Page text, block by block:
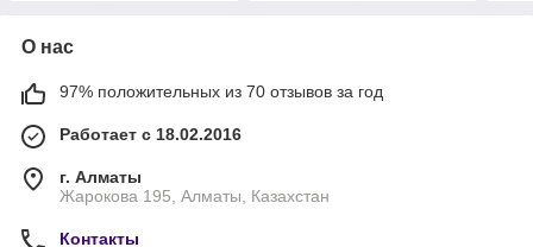
О нас
97% положительных из 70 отзывов за год
Работает с 18.02.2016
г. Алматы
Жарокова 195, Алматы, Казахстан
Контакты